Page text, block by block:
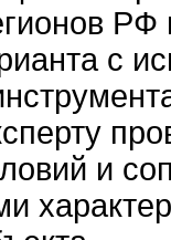
с
и